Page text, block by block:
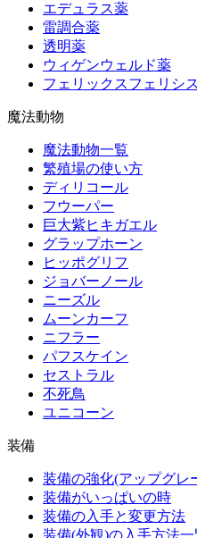
エデュラス薬
雷調合薬
透明薬
ウィゲンウェルド薬
フェリックスフェリシス
魔法動物
魔法動物一覧
繁殖場の使い方
ディリコール
フウーパー
巨大紫ヒキガエル
グラップホーン
ヒッポグリフ
ジョバーノール
ニーズル
ムーンカーフ
ニフラー
パフスケイン
セストラル
不死鳥
ユニコーン
装備
装備の強化(アップグレ
装備がいっぱいの時
装備の入手と変更方法
装備(外観)の入手方法一